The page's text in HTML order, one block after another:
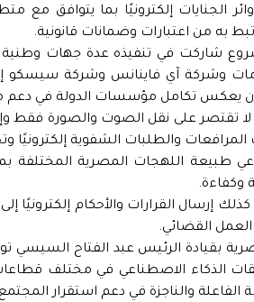
الجنايات إلكترونيًا بما يتوافق مع
به من اعتبارات وضمانات قانونية.
شاركت في تنفيذه عدة جهات وطنية
وشركة آي فاينانس وشركة سيسكو إلى
يعكس تكامل مؤسسات الدولة في دعم
تقتصر على نقل الصوت والصورة فقط
المرافعات والطلبات الشفوية إلكترونيًا
طبيعة اللهجات المصرية
وكفاءة.
إرسال القرارات والأحكام إلكترونيًا
القضائي.
بقيادة الرئيس عبد الفتاح السيسي
الذكاء الاصطناعي في مختلف
الفاعلة والناجزة في دعم استقرار